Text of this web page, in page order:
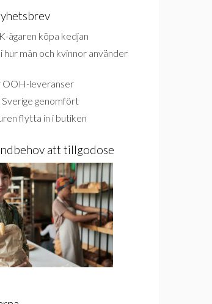
ägaren köpa kedjan
hur män och kvinnor använder
OOH-leveranser
genomfört
flytta in i butiken
att tillgodose